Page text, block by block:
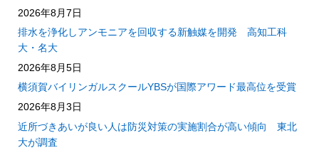
2026年8月7日
排水を浄化しアンモニアを回収する新触媒を開発 高知工科
大・名大
2026年8月5日
横須賀バイリンガルスクールYBSが国際アワード最高位を受賞
2026年8月3日
近所づきあいが良い人は防災対策の実施割合が高い傾向 東北
大が調査